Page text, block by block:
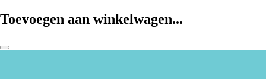
Toevoegen aan winkelwagen...